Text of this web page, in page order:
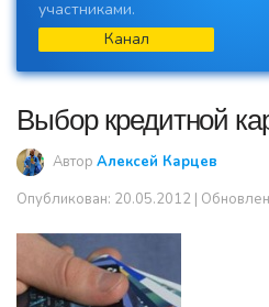
участниками.
Канал
Выбор кредитной
Автор Алексей Карцев
Опубликован: 20.05.2012 |